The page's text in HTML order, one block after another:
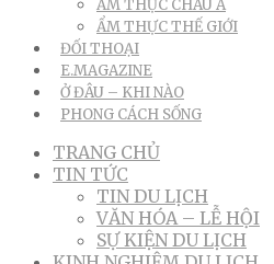
ẨM THỰC CHÂU Á
ẨM THỰC THẾ GIỚI
ĐỐI THOẠI
E.MAGAZINE
Ở ĐÂU – KHI NÀO
PHONG CÁCH SỐNG
TRANG CHỦ
TIN TỨC
TIN DU LỊCH
VĂN HÓA – LỄ HỘI
SỰ KIỆN DU LỊCH